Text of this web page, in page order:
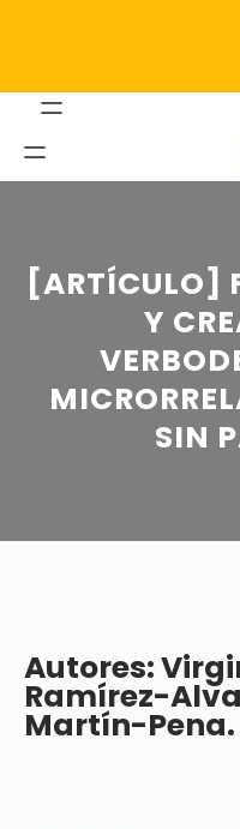
[ARTÍCULO]
Y
SIN
Autores:
Ramírez-
Martín-Pena.